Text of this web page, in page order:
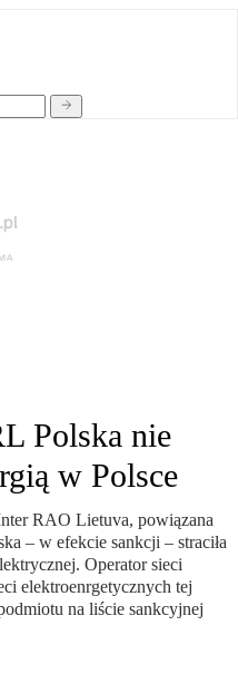
Polska nie
w Polsce
RAO Lietuva, powiązana
– w efekcie sankcji – straciła
Operator sieci
elektroenrgetycznych tej
na liście sankcyjnej